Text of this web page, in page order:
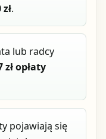
.
lub radcy
zł opłaty
pojawiają się